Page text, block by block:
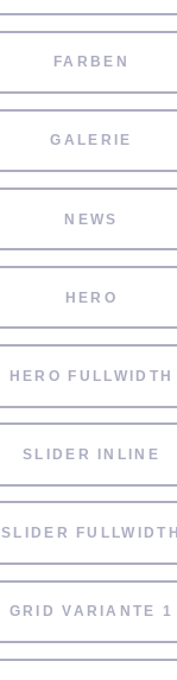
FARBEN
GALERIE
NEWS
HERO
HERO FULLWIDTH
SLIDER INLINE
SLIDER FULLWIDTH
GRID VARIANTE 1